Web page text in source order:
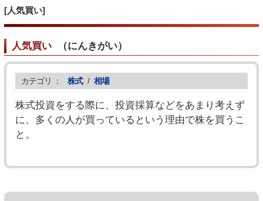
[人気買い]
人気買い（にんきがい）
カテゴリ ： 株式 / 相場
株式投資をする際に、投資採算などをあまり考えず
に、多くの人が買っているという理由で株を買うこ
と。